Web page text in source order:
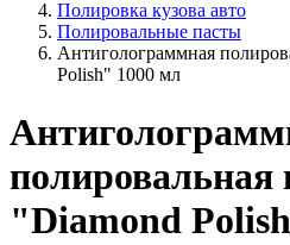
Полировка кузова авто
Полировальные пасты
Антиголограммная
Polish" 1000 мл
полировальная
"Diamond